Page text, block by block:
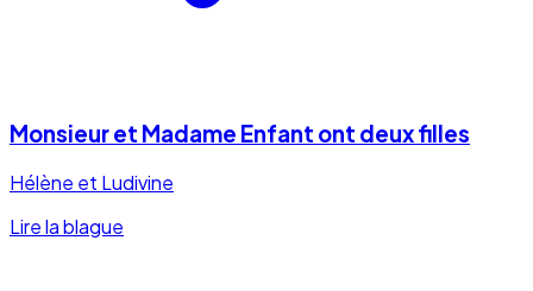
Monsieur et Madame Enfant ont deux filles
Hélène et Ludivine
Lire la blague